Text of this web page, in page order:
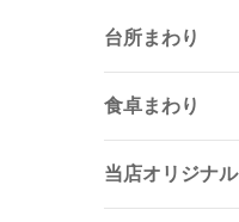
台所まわり
食卓まわり
当店オリジナル